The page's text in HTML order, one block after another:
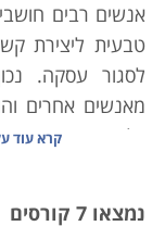
אנשים רבים
טבעית ליצירת
לסגור עסקה.
מאנשים אחרים
כל אחד מאיתנו
קרא עוד
נמצאו 7 קורסים